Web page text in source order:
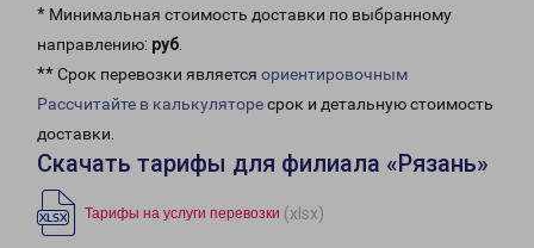
* Минимальная стоимость доставки по выбранному
направлению: руб.
** Срок перевозки является ориентировочным
Рассчитайте в калькуляторесрок и детальную стоимость
доставки.
Скачать тарифы для филиала «Рязань»
Тарифы на услуги перевозки (xlsx)